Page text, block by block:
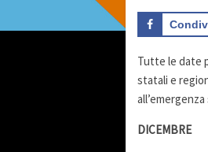
Tutte le date
statali e
DICEMBRE